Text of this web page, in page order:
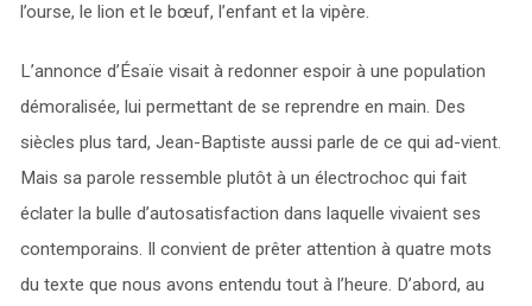
l’ourse, le lion et le bœuf, l’enfant et la vipère.
L’annonce d’Ésaïe visait à redonner espoir à une population
démoralisée, lui permettant de se reprendre en main. Des
siècles plus tard, Jean-Baptiste aussi parle de ce qui ad-vient.
Mais sa parole ressemble plutôt à un électrochoc qui fait
éclater la bulle d’autosatisfaction dans laquelle vivaient ses
contemporains. Il convient de prêter attention à quatre mots
du texte que nous avons entendu tout à l’heure. D’abord, au